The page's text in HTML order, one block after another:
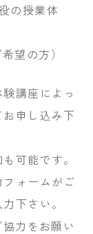
の授業体
望の方）
講座によっ
申し込み下
可能です。
ォームがご
下さい。
力をお願い